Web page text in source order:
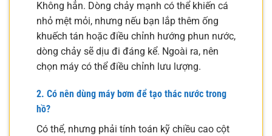
Không hẳn. Dòng chảy mạnh có thể khiến cá
nhỏ mệt mỏi, nhưng nếu bạn lắp thêm ống
khuếch tán hoặc điều chỉnh hướng phun nước,
dòng chảy sẽ dịu đi đáng kể. Ngoài ra, nên
chọn máy có thể điều chỉnh lưu lượng.
2. Có nên dùng máy bơm để tạo thác nước trong
hồ?
Có thể, nhưng phải tính toán kỹ chiều cao cột